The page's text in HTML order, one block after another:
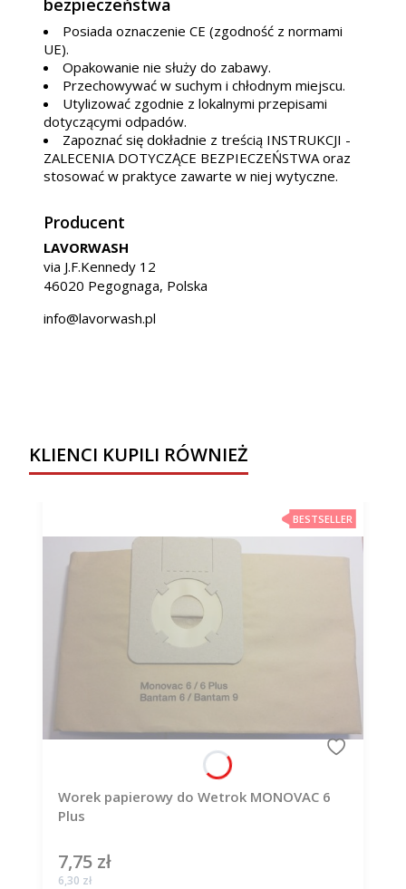
bezpieczeństwa
Posiada oznaczenie CE (zgodność z normami
UE).
Opakowanie nie służy do zabawy.
Przechowywać w suchym i chłodnym miejscu.
Utylizować zgodnie z lokalnymi przepisami
dotyczącymi odpadów.
Zapoznać się dokładnie z treścią INSTRUKCJI -
ZALECENIA DOTYCZĄCE BEZPIECZEŃSTWA oraz
stosować w praktyce zawarte w niej wytyczne.
Producent
LAVORWASH
via J.F.Kennedy 12
46020 Pegognaga, Polska
info@lavorwash.pl
KLIENCI KUPILI RÓWNIEŻ
BESTSELLER
Worek papierowy do Wetrok MONOVAC 6
Plus
Cena
7,75 zł
Cena
6,30 zł